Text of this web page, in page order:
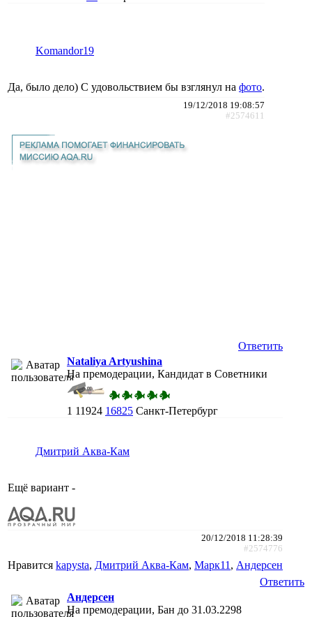
Komandor19
Да, было дело) С удовольствием бы взглянул на фото.
19/12/2018 19:08:57
#2574611
Ответить
Nataliya Artyushina
На премодерации, Кандидат в Советники
1 11924 16825 Санкт-Петербург
Дмитрий Аква-Кам
Ещё вариант -
20/12/2018 11:28:39
#2574776
Нравится kapysta, Дмитрий Аква-Кам, Марк11 , Андерсен
Ответить
Андерсен
На премодерации, Бан до 31.03.2298